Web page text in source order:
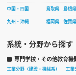
中国・四国
鳥取県 島根県
九州・沖縄
福岡県 佐賀県
系統・分野から探す
専門学校・その他教育機
工業分野（建設・機械系） 工業